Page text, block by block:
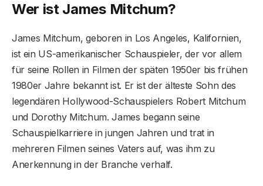
Wer ist James Mitchum?
James Mitchum, geboren in Los Angeles, Kalifornien,
ist ein US-amerikanischer Schauspieler, der vor allem
für seine Rollen in Filmen der späten 1950er bis frühen
1980er Jahre bekannt ist. Er ist der älteste Sohn des
legendären Hollywood-Schauspielers Robert Mitchum
und Dorothy Mitchum. James begann seine
Schauspielkarriere in jungen Jahren und trat in
mehreren Filmen seines Vaters auf, was ihm zu
Anerkennung in der Branche verhalf.